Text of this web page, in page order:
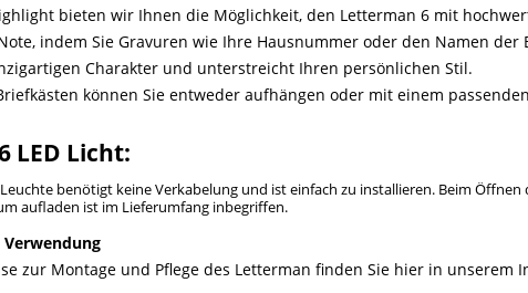
bieten wir Ihnen die Möglichkeit, den Letterman 6 mit
indem Sie Gravuren wie Ihre Hausnummer oder den Namen
Charakter und unterstreicht Ihren persönlichen Stil.
können Sie entweder aufhängen oder mit einem passenden
LED Licht:
benötigt keine Verkabelung und ist einfach zu installieren. Beim
aufladen ist im Lieferumfang inbegriffen.
zur Montage und Pflege des Letterman finden Sie hier in unserem